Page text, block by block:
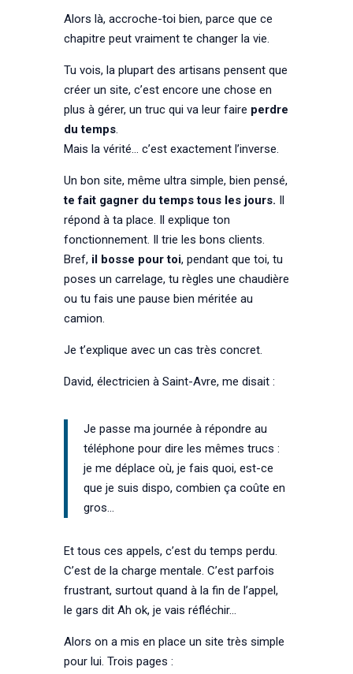
Alors là, accroche-toi bien, parce que ce
chapitre peut vraiment te changer la vie.
Tu vois, la plupart des artisans pensent que
créer un site, c’est encore une chose en
plus à gérer, un truc qui va leur faire perdre
du temps.
Mais la vérité… c’est exactement l’inverse.
Un bon site, même ultra simple, bien pensé,
te fait gagner du temps tous les jours. Il
répond à ta place. Il explique ton
fonctionnement. Il trie les bons clients.
Bref, il bosse pour toi, pendant que toi, tu
poses un carrelage, tu règles une chaudière
ou tu fais une pause bien méritée au
camion.
Je t’explique avec un cas très concret.
David, électricien à Saint-Avre, me disait :
Je passe ma journée à répondre au
téléphone pour dire les mêmes trucs :
je me déplace où, je fais quoi, est-ce
que je suis dispo, combien ça coûte en
gros…
Et tous ces appels, c’est du temps perdu.
C’est de la charge mentale. C’est parfois
frustrant, surtout quand à la fin de l’appel,
le gars dit Ah ok, je vais réfléchir…
Alors on a mis en place un site très simple
pour lui. Trois pages :